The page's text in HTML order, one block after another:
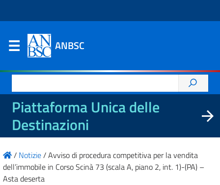
ANBSC
per:
Piattaforma Unica delle
Destinazioni
/ Notizie/Avviso di procedura competitiva per la vendita
dell’immobile in Corso Scinà 73 (scala A, piano 2, int. 1)-(PA) –
Asta deserta